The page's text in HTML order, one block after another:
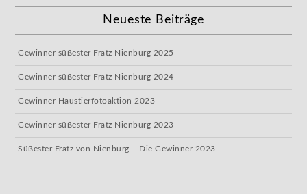
Neueste Beiträge
Gewinner süßester Fratz Nienburg 2025
Gewinner süßester Fratz Nienburg 2024
Gewinner Haustierfotoaktion 2023
Gewinner süßester Fratz Nienburg 2023
Süßester Fratz von Nienburg – Die Gewinner 2023